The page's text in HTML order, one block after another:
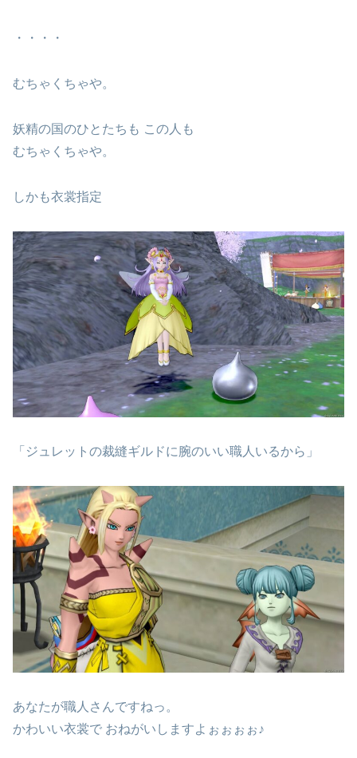
・・・・
むちゃくちゃや。
妖精の国のひとたちも この人も
むちゃくちゃや。
しかも衣裳指定
「ジュレットの裁縫ギルドに腕のいい職人いるから」
あなたが職人さんですねっ。
かわいい衣裳で おねがいしますよぉぉぉぉ♪